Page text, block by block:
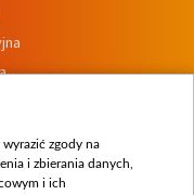
zgody na
i zbierania danych,
i ich